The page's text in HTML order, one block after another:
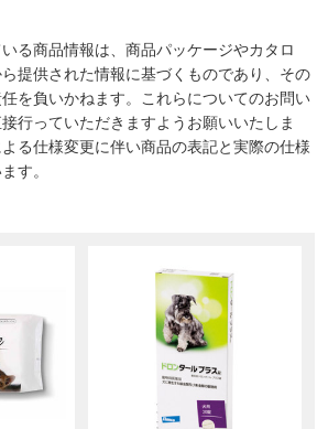
る商品情報は、商品パッケージやカタロ
提供された情報に基づくものであり、その
を負いかねます。これらについてのお問い
行っていただきますようお願いいたしま
る仕様変更に伴い商品の表記と実際の仕様
す。